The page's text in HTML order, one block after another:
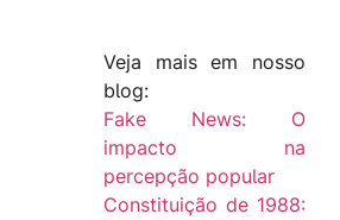
Veja mais em nosso
blog:
Fake News: O
impacto na
percepção popular
Constituição de 1988: